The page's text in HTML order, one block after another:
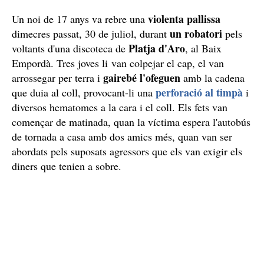
Un noi de 17 anys va rebre una violenta pallissa
dimecres passat, 30 de juliol, durant un robatori pels
voltants d'una discoteca de Platja d'Aro, al Baix
Empordà. Tres joves li van colpejar el cap, el van
arrossegar per terra i gairebé l'ofeguen amb la cadena
que duia al coll, provocant-li una perforació al timpà i
diversos hematomes a la cara i el coll. Els fets van
començar de matinada, quan la víctima espera l'autobús
de tornada a casa amb dos amics més, quan van ser
abordats pels suposats agressors que els van exigir els
diners que tenien a sobre.